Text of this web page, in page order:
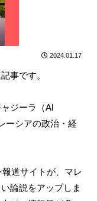
2024.01.17
事です。
ジーラ（Al
ーシアの政治・経
道サイトが、マレ
論説をアップしま